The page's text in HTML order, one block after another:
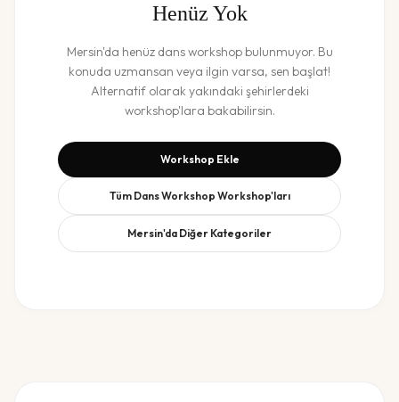
Henüz Yok
Mersin'da henüz dans workshopbulunmuyor. Bu
konuda uzmansan veya ilgin varsa, sen başlat!
Alternatif olarak yakındaki şehirlerdeki
workshop'lara bakabilirsin.
Workshop Ekle
Tüm Dans Workshop Workshop'ları
Mersin'da Diğer Kategoriler